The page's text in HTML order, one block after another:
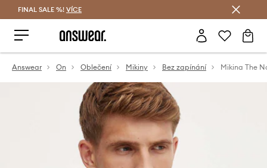
FINAL SALE %! VÍCE
Answear On Oblečení Mikiny Bez zapínání